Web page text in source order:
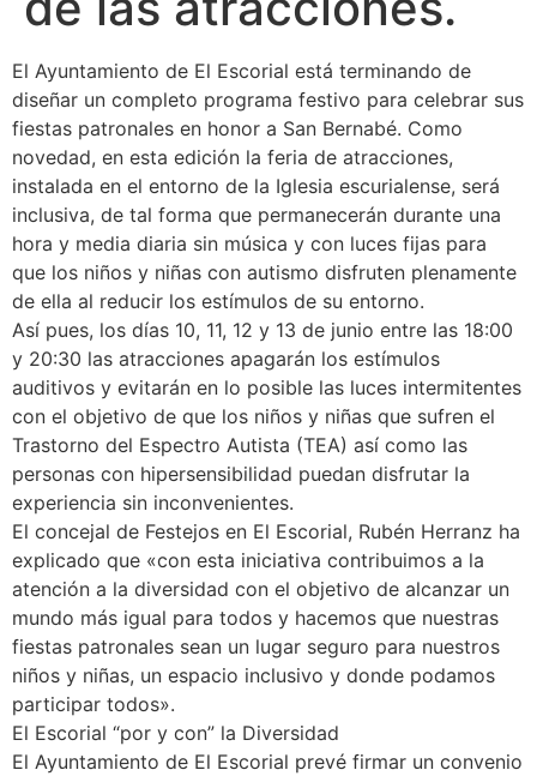
El Ayuntamiento de El Escorial está terminando de
diseñar un completo programa festivo para celebrar sus
fiestas patronales en honor a San Bernabé. Como
novedad, en esta edición la feria de atracciones,
instalada en el entorno de la Iglesia escurialense, será
inclusiva, de tal forma que permanecerán durante una
hora y media diaria sin música y con luces fijas para
que los niños y niñas con autismo disfruten plenamente
de ella al reducir los estímulos de su entorno.
Así pues, los días 10, 11, 12 y 13 de junio entre las 18:00
y 20:30 las atracciones apagarán los estímulos
auditivos y evitarán en lo posible las luces intermitentes
con el objetivo de que los niños y niñas que sufren el
Trastorno del Espectro Autista (TEA) así como las
personas con hipersensibilidad puedan disfrutar la
experiencia sin inconvenientes.
El concejal de Festejos en El Escorial, Rubén Herranz ha
explicado que «con esta iniciativa contribuimos a la
atención a la diversidad con el objetivo de alcanzar un
mundo más igual para todos y hacemos que nuestras
fiestas patronales sean un lugar seguro para nuestros
niños y niñas, un espacio inclusivo y donde podamos
participar todos».
El Escorial “por y con” la Diversidad
El Ayuntamiento de El Escorial prevé firmar un convenio